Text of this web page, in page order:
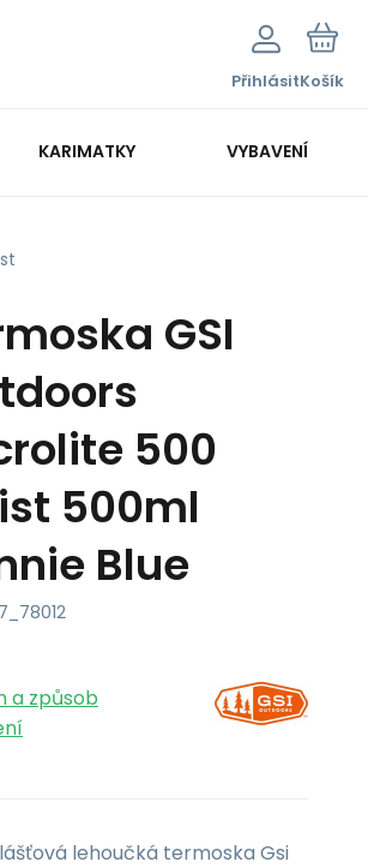
PřihlásitKošík
KARIMATKY VYBAVENÍ
GSI
500
500ml
Blue
a způsob
lehoučká termoska Gsi